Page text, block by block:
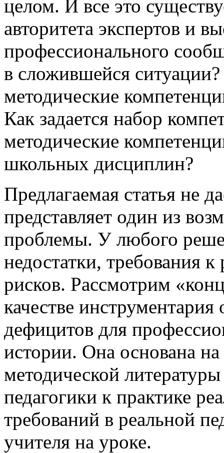
целом. И все это
авторитета экспертов и
профессионального
в сложившейся
методические
Как задается набор
методические
школьных дисциплин?
Предлагаемая статья не
представляет один из
проблемы. У любого
недостатки, требования
рисков. Рассмотрим
качестве
дефицитов для
истории. Она основана
методической
педагогики к практике
требований в реальной
учителя на уроке.